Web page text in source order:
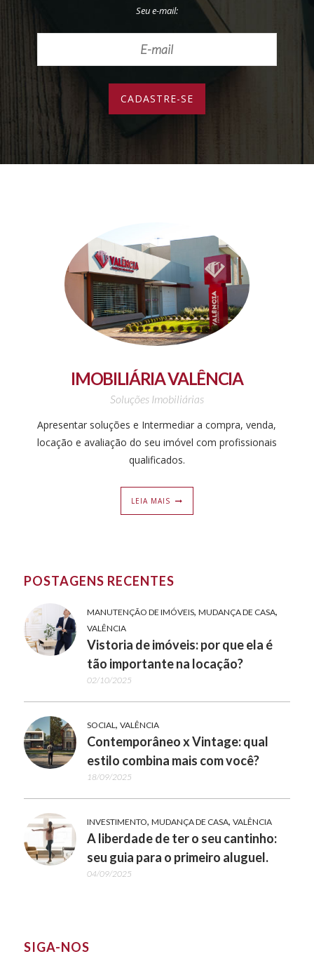
Seu e-mail:
IMOBILIÁRIA VALÊNCIA
Soluções Imobiliárias
Apresentar soluções e Intermediar a compra, venda,
locação e avaliação do seu imóvel com profissionais
qualificados.
LEIA MAIS
POSTAGENS RECENTES
MANUTENÇÃO DE IMÓVEIS, MUDANÇA DE CASA,
VALÊNCIA
Vistoria de imóveis: por que ela é
tão importante na locação?
02/10/2025
SOCIAL, VALÊNCIA
Contemporâneo x Vintage: qual
estilo combina mais com você?
18/09/2025
INVESTIMENTO, MUDANÇA DE CASA, VALÊNCIA
A liberdade de ter o seu cantinho:
seu guia para o primeiro aluguel.
04/09/2025
SIGA-NOS